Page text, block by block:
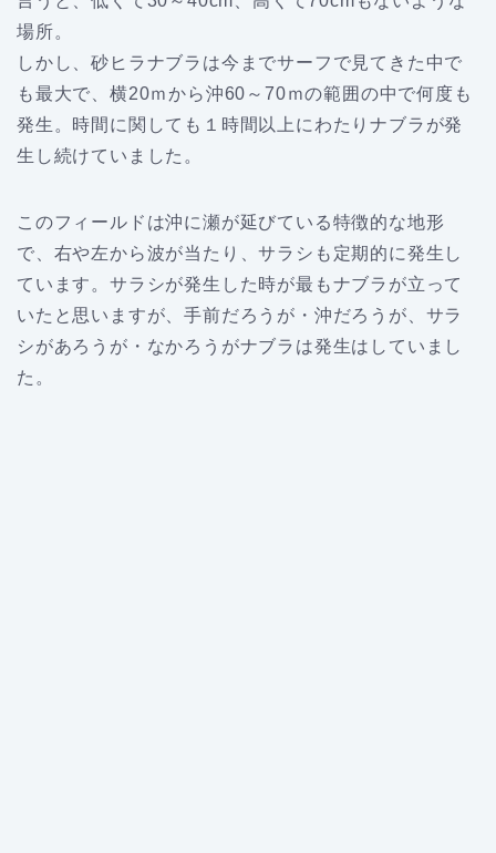
場所。
しかし、砂ヒラナブラは今までサーフで見てきた中で
も最大で、横20ｍから沖60～70ｍの範囲の中で何度も
発生。時間に関しても１時間以上にわたりナブラが発
生し続けていました。
このフィールドは沖に瀬が延びている特徴的な地形
で、右や左から波が当たり、サラシも定期的に発生し
ています。サラシが発生した時が最もナブラが立って
いたと思いますが、手前だろうが・沖だろうが、サラ
シがあろうが・なかろうがナブラは発生はしていまし
た。